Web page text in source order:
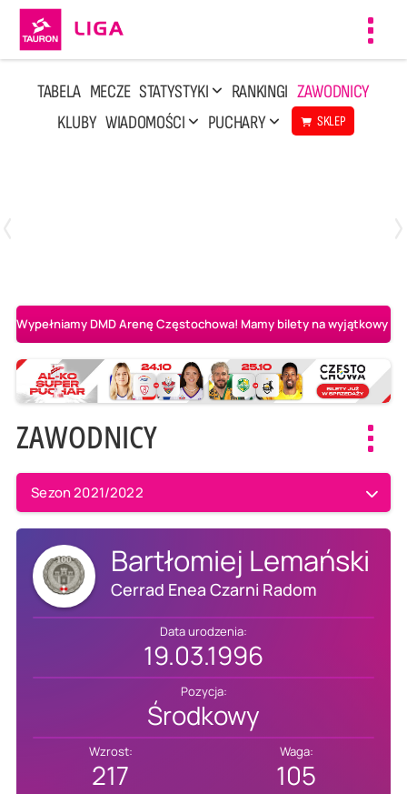
TABELA MECZE STATYSTYKI RANKINGI ZAWODNICY
KLUBY WIADOMOŚCI PUCHARY SKLEP
Wypełniamy DMD Arenę Częstochowa! Mamy bilety na wyjątkowy
ZAWODNICY
Sezon 2021/2022
Bartłomiej Lemański
Cerrad Enea Czarni Radom
Data urodzenia:
19.03.1996
Pozycja:
Środkowy
Wzrost:
217
Waga:
105